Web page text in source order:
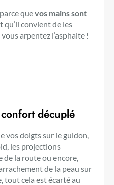
quevos mains sont
qu’il convient de les
arpentez l’asphalte !
décuplé
vos doigts sur le guidon,
les projections
la route ou encore,
de la peau sur
tout cela est écarté au